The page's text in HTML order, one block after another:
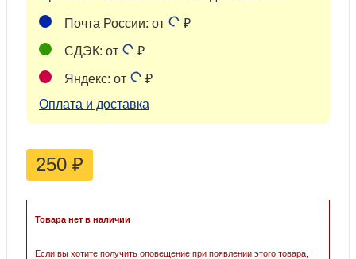
Почта России: от ₽
СДЭК: от ₽
Яндекс: от
₽
Оплата и доставка
250 ₽
Товара нет в наличии
Если вы хотите получить оповещение при появлении этого товара,